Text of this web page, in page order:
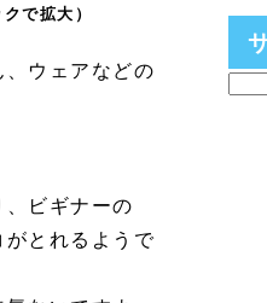
で拡大）
ウェアなどの
ビギナーの
とれるようで